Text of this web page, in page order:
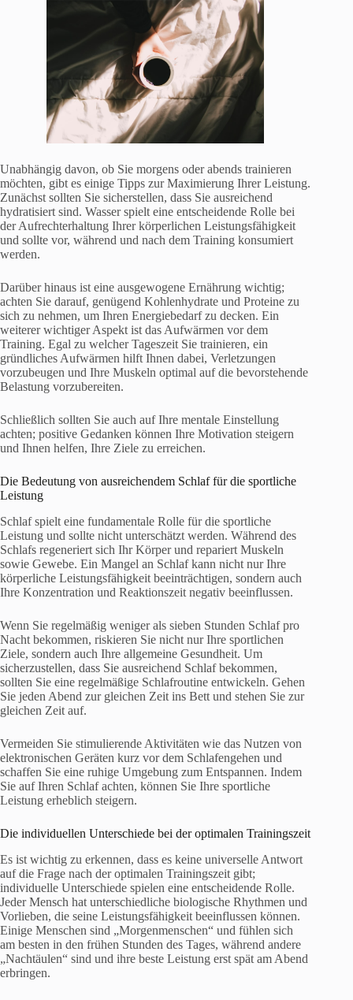
Unabhängig davon, ob Sie morgens oder abends trainieren
möchten, gibt es einige Tipps zur Maximierung Ihrer Leistung.
Zunächst sollten Sie sicherstellen, dass Sie ausreichend
hydratisiert sind. Wasser spielt eine entscheidende Rolle bei
der Aufrechterhaltung Ihrer körperlichen Leistungsfähigkeit
und sollte vor, während und nach dem Training konsumiert
werden.
Darüber hinaus ist eine ausgewogene Ernährung wichtig;
achten Sie darauf, genügend Kohlenhydrate und Proteine zu
sich zu nehmen, um Ihren Energiebedarf zu decken. Ein
weiterer wichtiger Aspekt ist das Aufwärmen vor dem
Training. Egal zu welcher Tageszeit Sie trainieren, ein
gründliches Aufwärmen hilft Ihnen dabei, Verletzungen
vorzubeugen und Ihre Muskeln optimal auf die bevorstehende
Belastung vorzubereiten.
Schließlich sollten Sie auch auf Ihre mentale Einstellung
achten; positive Gedanken können Ihre Motivation steigern
und Ihnen helfen, Ihre Ziele zu erreichen.
Die Bedeutung von ausreichendem Schlaf für die sportliche
Leistung
Schlaf spielt eine fundamentale Rolle für die sportliche
Leistung und sollte nicht unterschätzt werden. Während des
Schlafs regeneriert sich Ihr Körper und repariert Muskeln
sowie Gewebe. Ein Mangel an Schlaf kann nicht nur Ihre
körperliche Leistungsfähigkeit beeinträchtigen, sondern auch
Ihre Konzentration und Reaktionszeit negativ beeinflussen.
Wenn Sie regelmäßig weniger als sieben Stunden Schlaf pro
Nacht bekommen, riskieren Sie nicht nur Ihre sportlichen
Ziele, sondern auch Ihre allgemeine Gesundheit. Um
sicherzustellen, dass Sie ausreichend Schlaf bekommen,
sollten Sie eine regelmäßige Schlafroutine entwickeln. Gehen
Sie jeden Abend zur gleichen Zeit ins Bett und stehen Sie zur
gleichen Zeit auf.
Vermeiden Sie stimulierende Aktivitäten wie das Nutzen von
elektronischen Geräten kurz vor dem Schlafengehen und
schaffen Sie eine ruhige Umgebung zum Entspannen. Indem
Sie auf Ihren Schlaf achten, können Sie Ihre sportliche
Leistung erheblich steigern.
Die individuellen Unterschiede bei der optimalen Trainingszeit
Es ist wichtig zu erkennen, dass es keine universelle Antwort
auf die Frage nach der optimalen Trainingszeit gibt;
individuelle Unterschiede spielen eine entscheidende Rolle.
Jeder Mensch hat unterschiedliche biologische Rhythmen und
Vorlieben, die seine Leistungsfähigkeit beeinflussen können.
Einige Menschen sind „Morgenmenschen“ und fühlen sich
am besten in den frühen Stunden des Tages, während andere
„Nachtäulen“ sind und ihre beste Leistung erst spät am Abend
erbringen.